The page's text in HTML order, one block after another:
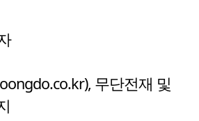
무단전재 및